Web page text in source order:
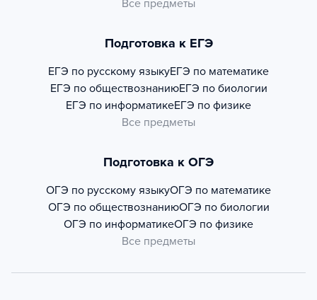
Все предметы
Подготовка к ЕГЭ
ЕГЭ по русскому языкуЕГЭ по математике
ЕГЭ по обществознаниюЕГЭ по биологии
ЕГЭ по информатикеЕГЭ по физике
Все предметы
Подготовка к ОГЭ
ОГЭ по русскому языкуОГЭ по математике
ОГЭ по обществознаниюОГЭ по биологии
ОГЭ по информатикеОГЭ по физике
Все предметы